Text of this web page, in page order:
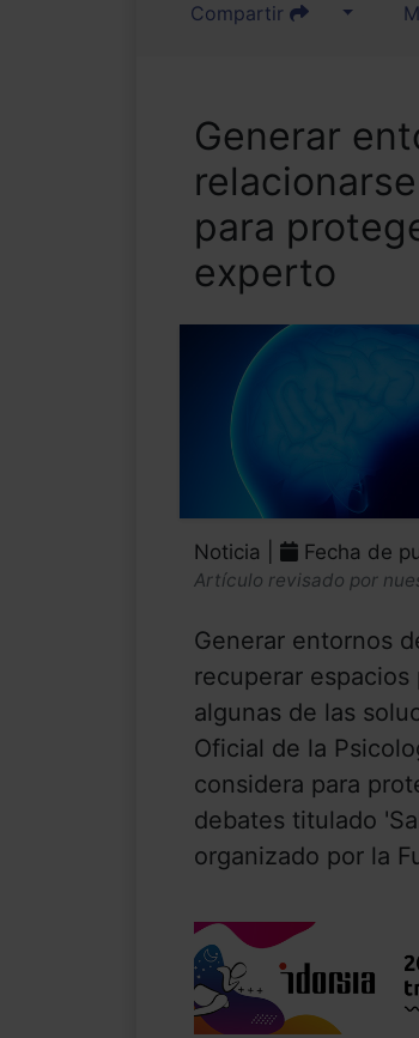
Compartir
Generar
para
experto
Noticia | Fecha de
Artículo revisado por
Generar entornos
recuperar
algunas de las
Oficial de la
considera para
debates titulado
organizado por la